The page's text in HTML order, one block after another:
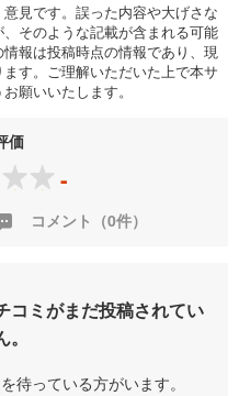
見です。誤った内容や大げさな
そのような記載が含まれる可能
報は投稿時点の情報であり、現
す。ご理解いただいた上で本サ
願いいたします。
価
-
コメント（0件）
コミがまだ投稿されてい
待っている方がいます。